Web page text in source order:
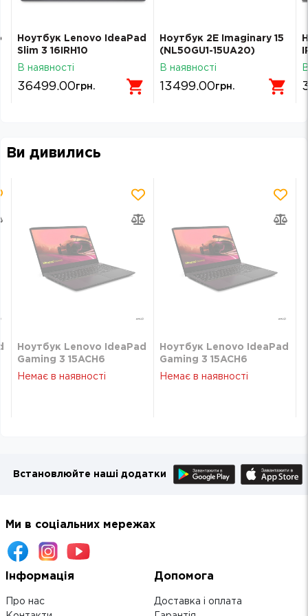
Ноутбук Lenovo IdeaPad
Slim 3 16IRH10
(83K2008WRA) Luna
В наявності
36499.00грн.
Ноутбук 2E Imaginary 15
(NL50GU1-15UA20)
В наявності
13499.00грн.
Ви дивились
Ноутбук Lenovo IdeaPad
Gaming 3 15ACH6
(82K201KDRA)
Немає в наявності
Ноутбук Lenovo IdeaPad
Gaming 3 15ACH6
(82K201KDRA)
Немає в наявності
Встановлюйте наші додатки
Ми в соціальних мережах
Інформація
Про нас
Допомога
Доставка і оплата